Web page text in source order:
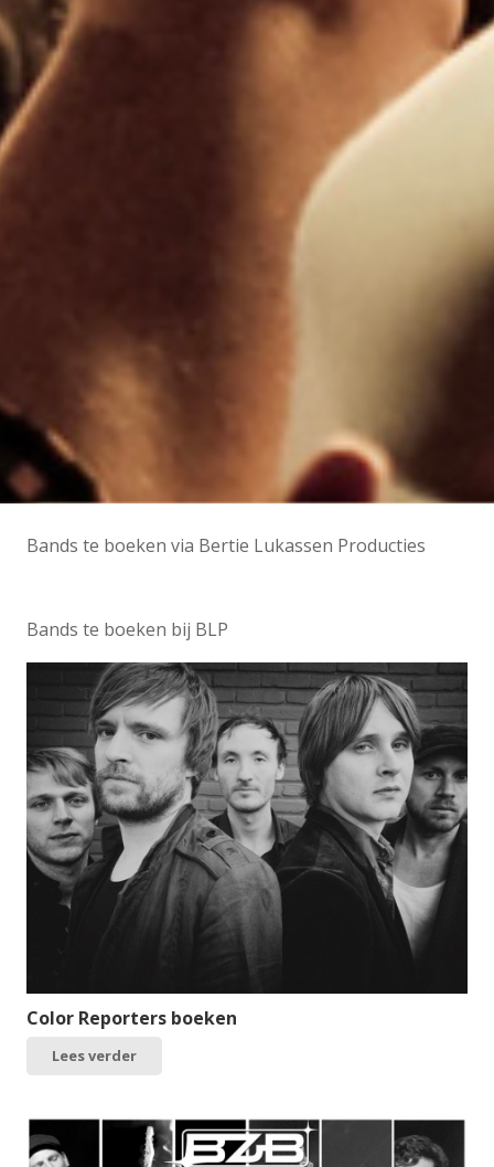
Bands te boeken via Bertie Lukassen Producties
Bands te boeken bij BLP
Color Reporters boeken
Lees verder